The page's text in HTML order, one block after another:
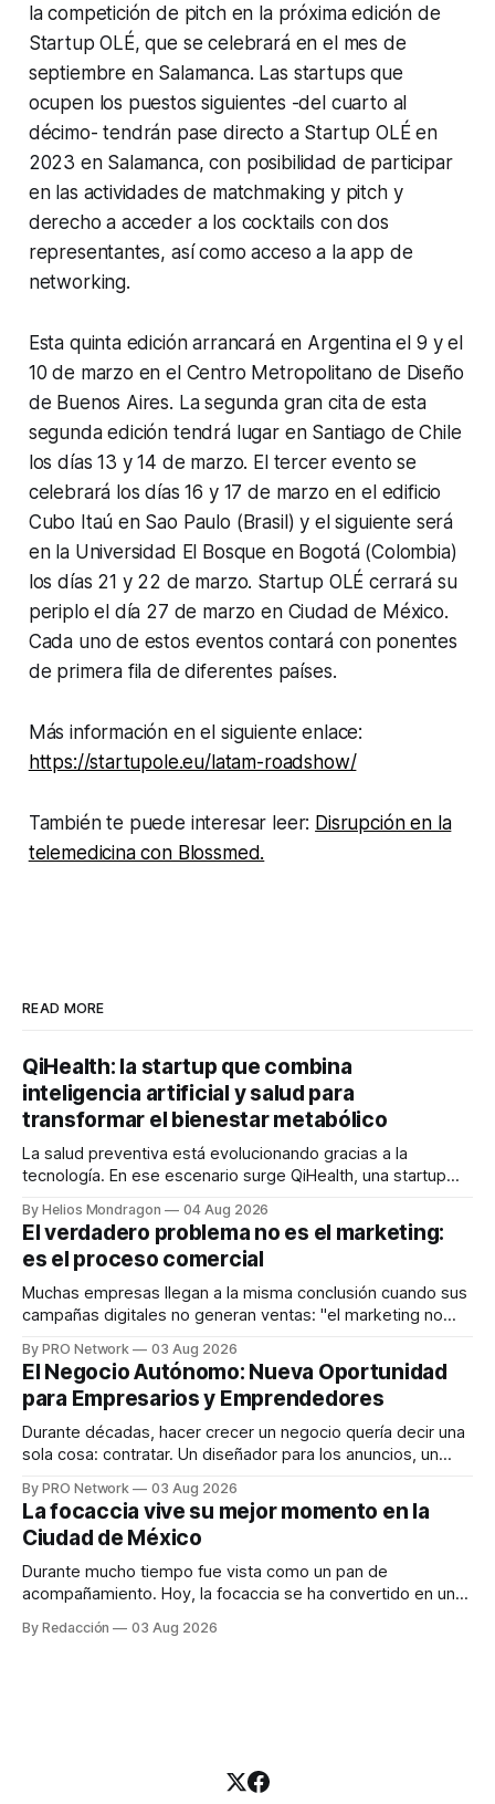
la competición de pitch en la próxima edición de
Startup OLÉ, que se celebrará en el mes de
septiembre en Salamanca. Las startups que
ocupen los puestos siguientes -del cuarto al
décimo- tendrán pase directo a Startup OLÉ en
2023 en Salamanca, con posibilidad de participar
en las actividades de matchmaking y pitch y
derecho a acceder a los cocktails con dos
representantes, así como acceso a la app de
networking.
Esta quinta edición arrancará en Argentina el 9 y el
10 de marzo en el Centro Metropolitano de Diseño
de Buenos Aires. La segunda gran cita de esta
segunda edición tendrá lugar en Santiago de Chile
los días 13 y 14 de marzo. El tercer evento se
celebrará los días 16 y 17 de marzo en el edificio
Cubo Itaú en Sao Paulo (Brasil) y el siguiente será
en la Universidad El Bosque en Bogotá (Colombia)
los días 21 y 22 de marzo. Startup OLÉ cerrará su
periplo el día 27 de marzo en Ciudad de México.
Cada uno de estos eventos contará con ponentes
de primera fila de diferentes países.
Más información en el siguiente enlace:
https://startupole.eu/latam-roadshow/
También te puede interesar leer: Disrupción en la
telemedicina con Blossmed.
READ MORE
QiHealth: la startup que combina
inteligencia artificial y salud para
transformar el bienestar metabólico
La salud preventiva está evolucionando gracias a la
tecnología. En ese escenario surge QiHealth, una startup
dispositivos inteligentes, inteligencia artificial y monitoreo
en tiempo real para ayudar a las personas a tomar mejores
decisiones sobre su salud metabólica. Su propuesta busca
responder
By Helios Mondragon 04 Aug 2026
El verdadero problema no es el marketing:
es el proceso comercial
Muchas empresas llegan a la misma conclusión cuando sus
campañas digitales no generan ventas: "el marketing no
INTERIUS, el problema suele estar en otro lugar. Durante
una entrevista para el podcast SER PRO, el especialista en
marketing digital explicó que
By PRO Network 03 Aug 2026
El Negocio Autónomo: Nueva Oportunidad
para Empresarios y Emprendedores
Durante décadas, hacer crecer un negocio quería decir una
sola cosa: contratar. Un diseñador para los anuncios, un
para los textos, alguien que supiera de publicidad digital
para encontrar prospectos, un vendedor para atender
llamadas y mensajes, y —con suerte— una persona
By PRO Network 03 Aug 2026
La focaccia vive su mejor momento en la
Ciudad de México
Durante mucho tiempo fue vista como un pan de
acompañamiento. Hoy, la focaccia se ha convertido en uno
artesanal, ingredientes de calidad y experiencias que
By Redacción 03 Aug 2026